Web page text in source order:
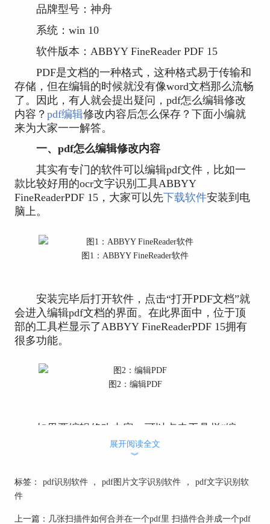
品牌型号：神舟
系统：win 10
软件版本：ABBYY FineReader PDF 15
PDF是文档的一种格式，这种格式易于传输和
存储，但在编辑的时候就没有像word文档那么流畅
了。因此，有人就会提出疑问，pdf怎么编辑修改
内容？ pdf编辑修改内容后怎么保存？下面小编就
来为大家一一解答。
一、pdf怎么编辑修改内容
其实有专门的软件可以编辑pdf文件，比如一
款比较好用的ocr文字识别工具ABBYY
FineReaderPDF 15，大家可以先下载软件安装到电
脑上。
图1：ABBYY FineReader软件
安装完毕后打开软件，点击“打开PDF文档”就
会进入编辑pdf文档的界面。在此界面中，位于顶
部的工具栏显示了ABBYY FineReaderPDF 15拥有
很多功能。
图2：编辑PDF
如果要编辑修改内容，可以点击工具栏“编
辑”，然后就会弹出“添加文本”的工具栏。而pdf里
面的内容则被浅灰色的方框给框上了。
展开阅读全文
︾
标签： pdf识别软件 ， pdf图片文字识别软件 ，
pdf文字识别软
件
上一篇： 几张扫描件如何合并在一个pdf里 扫描件合并成一个pdf